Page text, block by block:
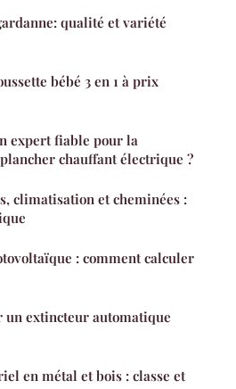
qualité et variété
bébé 3 en 1 à prix
expert fiable pour la
chauffant électrique ?
climatisation et cheminées :
: comment calculer
un extincteur automatique
en métal et bois : classe et